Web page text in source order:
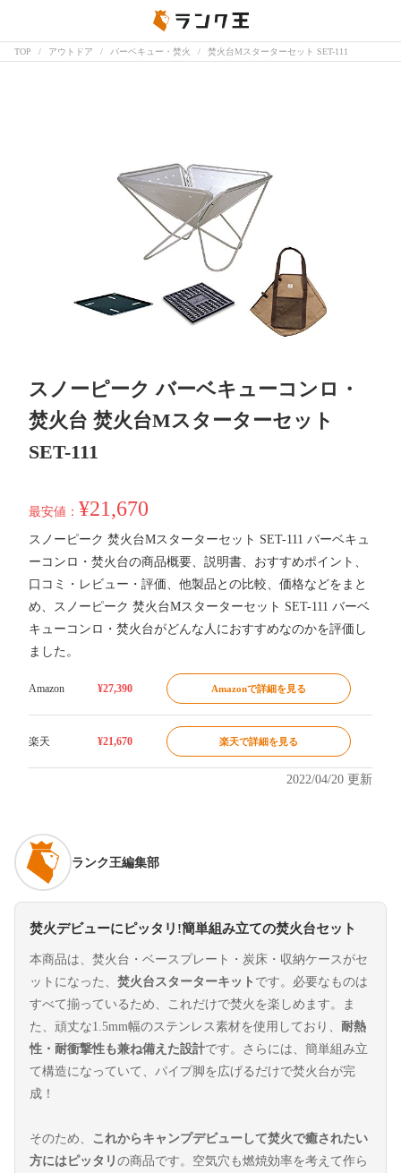
TOP アウトドア バーベキュー・焚火 焚火台Mスターターセット SET-111
スノーピーク バーベキューコンロ・
焚火台 焚火台Mスターターセット
SET-111
最安値： ¥21,670
スノーピーク 焚火台Mスターターセット SET-111 バーベキュ
ーコンロ・焚火台の商品概要、説明書、おすすめポイント、
口コミ・レビュー・評価、他製品との比較、価格などをまと
め、スノーピーク 焚火台Mスターターセット SET-111 バーベ
キューコンロ・焚火台がどんな人におすすめなのかを評価し
ました。
Amazon ¥27,390 Amazonで詳細を見る
楽天 ¥21,670 楽天で詳細を見る
2022/04/20 更新
ランク王編集部
焚火デビューにピッタリ!簡単組み立ての焚火台セット
本商品は、焚火台・ベースプレート・炭床・収納ケースがセ
ットになった、 焚火台スターターキット です。必要なものは
すべて揃っているため、これだけで焚火を楽しめます。ま
た、頑丈な1.5mm幅のステンレス素材を使用しており、 耐熱
性・耐衝撃性も兼ね備えた設計です。さらには、簡単組み立
て構造になっていて、パイプ脚を広げるだけで焚火台が完
成！
そのため、 これからキャンプデビューして焚火で癒されたい
方にはピッタリ の商品です。空気穴も燃焼効率を考えて作ら